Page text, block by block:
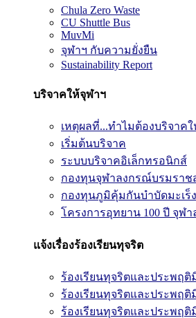
Chula Zero Waste
CU Shuttle Bus
MuvMi
จุฬาฯ กับความยั่งยืน
Sustainability Report
บริจาคให้จุฬาฯ
เหตุผลที่...ทำไมต้องบริจาค
เริ่มต้นบริจาค
ระบบบริจาคอิเล็กทรอนิกส์
กองทุนจุฬาลงกรณ์บรมราช
กองทุนภูมิคุ้มกันบำบัดมะเร็
โครงการอุทยาน 100 ปี จุฬ
แจ้งเรื่องร้องเรียนทุจริต
ร้องเรียนทุจริตและประพฤติ
ร้องเรียนทุจริตและประพฤ
ร้องเรียนทุจริตและประพฤ